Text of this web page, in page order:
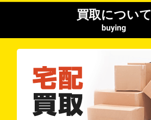
買取について
buying